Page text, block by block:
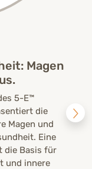
Magen
5-E™
die
Magen und
Eine
die Basis für
und innere